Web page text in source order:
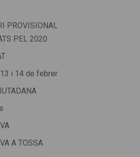
PROVISIONAL
PEL 2020
i 14 de febrer
A TOSSA